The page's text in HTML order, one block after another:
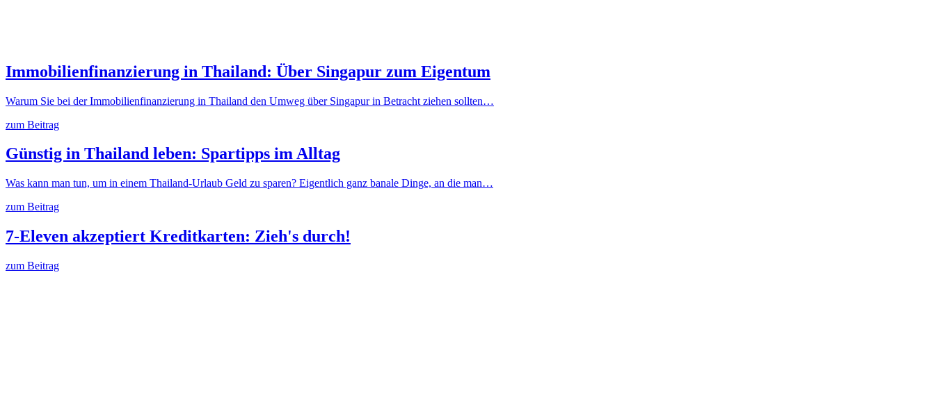
Immobilienfinanzierung in Thailand: Über Singapur zum Eigentum
Warum Sie bei der Immobilienfinanzierung in Thailand den Umweg über Singapur in Betracht ziehen sollten…
zum Beitrag
Günstig in Thailand leben: Spartipps im Alltag
Was kann man tun, um in einem Thailand-Urlaub Geld zu sparen? Eigentlich ganz banale Dinge, an die man…
zum Beitrag
7-Eleven akzeptiert Kreditkarten: Zieh's durch!
zum Beitrag